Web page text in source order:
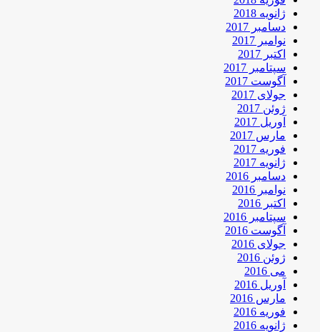
ژانویه 2018
دسامبر 2017
نوامبر 2017
اکتبر 2017
سپتامبر 2017
آگوست 2017
جولای 2017
ژوئن 2017
آوریل 2017
مارس 2017
فوریه 2017
ژانویه 2017
دسامبر 2016
نوامبر 2016
اکتبر 2016
سپتامبر 2016
آگوست 2016
جولای 2016
ژوئن 2016
می 2016
آوریل 2016
مارس 2016
فوریه 2016
ژانویه 2016